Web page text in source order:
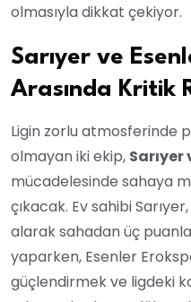
olmasıyla dikkat çekiyor.
Sarıyer ve
Arasında Kritik
Ligin zorlu atmosferinde
olmayan iki ekip, Sarıyer
mücadelesinde sahaya
çıkacak. Ev sahibi
alarak sahadan üç puanla
yaparken, Esenler
güçlendirmek ve ligdeki